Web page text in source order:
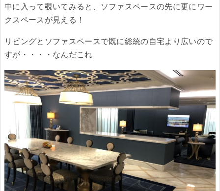
中に入って覗いてみると、ソファスペースの先に更にワー
クスペースが見える！
リビングとソファスペースで既に総統の自宅より広いので
すが・・・・なんだこれ